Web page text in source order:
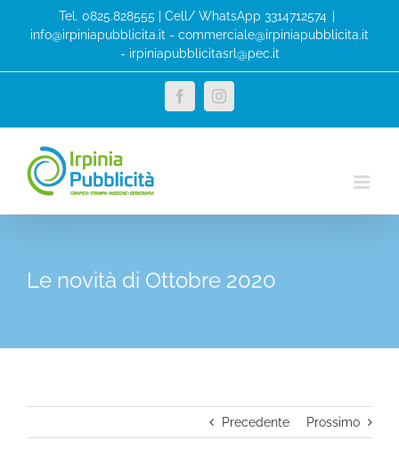
Tel. 0825.828555 | Cell/ WhatsApp 3314712574
info@irpiniapubblicita.it - commerciale@irpiniapubblicita.it
- irpiniapubblicitasrl@pec.it
FacebookInstagram
Le novità di Ottobre 2020
Precedente Prossimo